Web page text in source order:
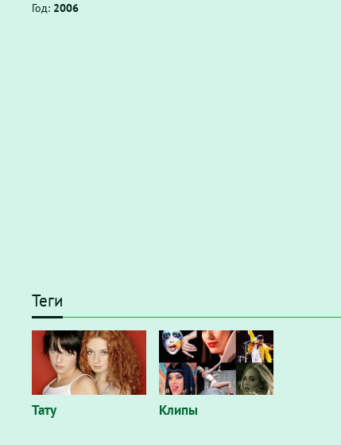
Год: 2006
Теги
Тату Клипы